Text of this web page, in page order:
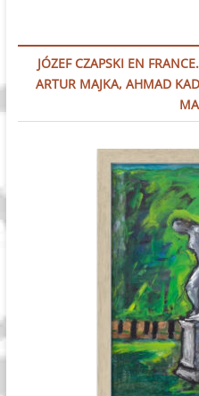
JÓZEF CZAPSKI EN
ARTUR MAJKA, AHMAD